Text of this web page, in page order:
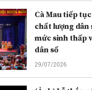
Cà Mau tiếp
chất lượng dân
mức sinh thấp
dân số
29/07/2026